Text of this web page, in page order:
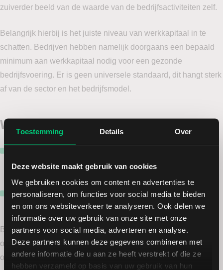
Toestemming Details Over
Deze website maakt gebruik van cookies
We gebruiken cookies om content en advertenties te
personaliseren, om functies voor social media te bieden
en om ons websiteverkeer te analyseren. Ook delen we
informatie over uw gebruik van onze site met onze
partners voor social media, adverteren en analyse.
Deze partners kunnen deze gegevens combineren met
andere informatie die u aan ze heeft verstrekt of die ze
hebben verzameld op basis van uw gebruik van hun
zuiverder beeld van de waarde van de bedrijfsactiviteiten zelf.
Belangrijk hierbij is het juiste niveau van werkkapitaal in te
schatten. Bedrijven hebben namelijk doorgaans een bepaald
minimum aan werkkapitaal nodig voor een gezonde
bedrijfsvoering. Er is geen universele standaard, dit hangt sterk
af van de sector en het bedrijfsmodel.
Wanneer welke waarde gebruiken?
verschillende bedrijven, vooral als die verschillende
Deaandeelhouderswaardeis belangrijk voor wie inzicht
wil in de waarde die toekomt aan aandeelhouders.
Beide begrippen bieden waardevolle inzichten. Door beide in
overweging te nemen ontstaat een completer beeld van de
onderneming.